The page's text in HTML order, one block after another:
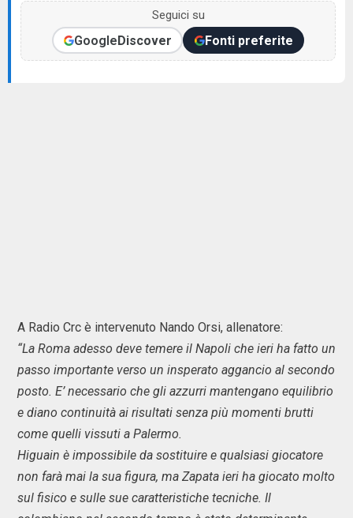
Seguici su
GoogleDiscover Fonti preferite
A Radio Crc è intervenuto Nando Orsi, allenatore:
“La Roma adesso deve temere il Napoli che ieri ha fatto un
passo importante verso un insperato aggancio al secondo
posto. E’ necessario che gli azzurri mantengano equilibrio
e diano continuità ai risultati senza più momenti brutti
come quelli vissuti a Palermo.
Higuain è impossibile da sostituire e qualsiasi giocatore
non farà mai la sua figura, ma Zapata ieri ha giocato molto
sul fisico e sulle sue caratteristiche tecniche. Il